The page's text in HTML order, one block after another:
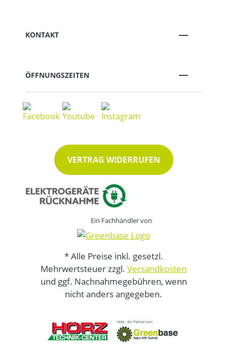
KONTAKT
ÖFFNUNGSZEITEN
VERTRAG WIDERRUFEN
Ein Fachhändler von
* Alle Preise inkl. gesetzl.
Mehrwertsteuer zzgl. Versandkosten
und ggf. Nachnahmegebühren, wenn
nicht anders angegeben.